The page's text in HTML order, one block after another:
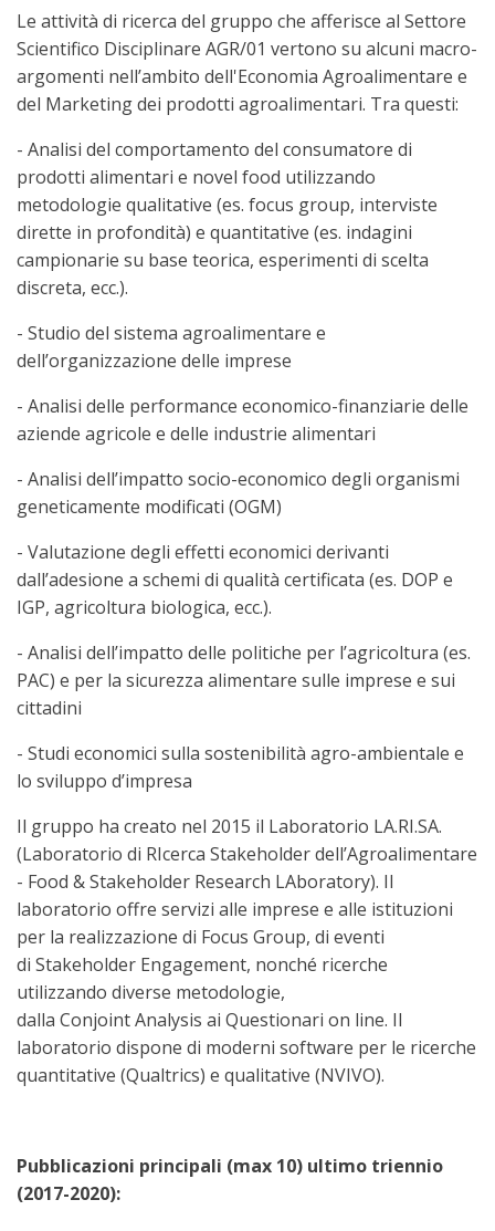
Le attività di ricerca del gruppo che afferisce al Settore
Scientifico Disciplinare AGR/01 vertono su alcuni macro-
argomenti nell’ambito dell'Economia Agroalimentare e
del Marketing dei prodotti agroalimentari. Tra questi:
- Analisi del comportamento del consumatore di
prodotti alimentari e novel food utilizzando
metodologie qualitative (es. focus group, interviste
dirette in profondità) e quantitative (es. indagini
campionarie su base teorica, esperimenti di scelta
discreta, ecc.).
- Studio del sistema agroalimentare e
dell’organizzazione delle imprese
- Analisi delle performance economico-finanziarie delle
aziende agricole e delle industrie alimentari
- Analisi dell’impatto socio-economico degli organismi
geneticamente modificati (OGM)
- Valutazione degli effetti economici derivanti
dall’adesione a schemi di qualità certificata (es. DOP e
IGP, agricoltura biologica, ecc.).
- Analisi dell’impatto delle politiche per l’agricoltura (es.
PAC) e per la sicurezza alimentare sulle imprese e sui
cittadini
- Studi economici sulla sostenibilità agro-ambientale e
lo sviluppo d’impresa
Il gruppo ha creato nel 2015 il Laboratorio LA.RI.SA.
(Laboratorio di RIcerca Stakeholder dell’Agroalimentare
- Food & Stakeholder Research LAboratory). Il
laboratorio offre servizi alle imprese e alle istituzioni
per la realizzazione di Focus Group, di eventi
di Stakeholder Engagement, nonché ricerche
utilizzando diverse metodologie,
dalla Conjoint Analysis ai Questionari on line. Il
laboratorio dispone di moderni software per le ricerche
quantitative (Qualtrics) e qualitative (NVIVO).
Pubblicazioni principali (max 10) ultimo triennio
(2017-2020):